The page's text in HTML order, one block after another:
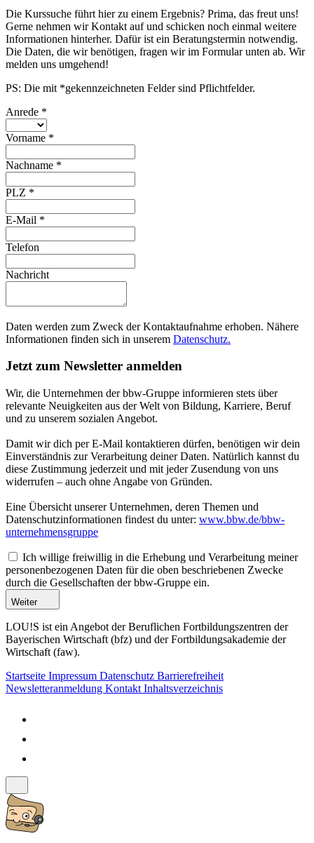
Die Kurssuche führt hier zu einem Ergebnis? Prima, das freut uns!
Gerne nehmen wir Kontakt auf und schicken noch einmal weitere
Informationen hinterher. Dafür ist ein Beratungstermin notwendig.
Die Daten, die wir benötigen, fragen wir im Formular unten ab. Wir
melden uns umgehend!
PS: Die mit *gekennzeichneten Felder sind Pflichtfelder.
Anrede *
Vorname *
Nachname *
PLZ *
E-Mail *
Telefon
Nachricht
Daten werden zum Zweck der Kontaktaufnahme erhoben. Nähere
Informationen finden sich in unserem Datenschutz.
Jetzt zum Newsletter anmelden
Wir, die Unternehmen der bbw-Gruppe informieren stets über
relevante Neuigkeiten aus der Welt von Bildung, Karriere, Beruf
und zu unserem sozialen Angebot.
Damit wir dich per E-Mail kontaktieren dürfen, benötigen wir dein
Einverständnis zur Verarbeitung deiner Daten. Natürlich kannst du
diese Zustimmung jederzeit und mit jeder Zusendung von uns
widerrufen – auch ohne Angabe von Gründen.
Eine Übersicht unserer Unternehmen, deren Themen und
Datenschutzinformationen findest du unter: www.bbw.de/bbw-
unternehmensgruppe
Ich willige freiwillig in die Erhebung und Verarbeitung meiner
personenbezogenen Daten für die oben beschriebenen Zwecke
durch die Gesellschaften der bbw-Gruppe ein.
Weiter
LOU!S ist ein Angebot der Beruflichen Fortbildungszentren der
Bayerischen Wirtschaft (bfz) und der Fortbildungsakademie der
Wirtschaft (faw).
Startseite Impressum Datenschutz Barrierefreiheit
Newsletteranmeldung Kontakt Inhaltsverzeichnis